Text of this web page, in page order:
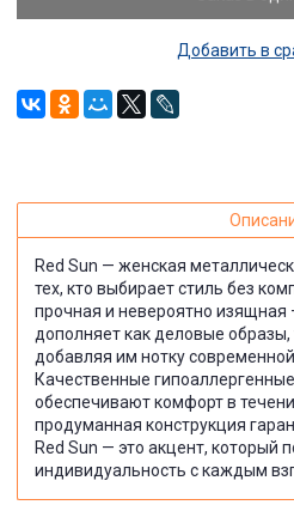
Добавить в
Red Sun — женская
тех, кто выбирает стиль без
прочная и невероятно изящная
дополняет как деловые
добавляя им нотку
Качественные
обеспечивают комфорт в
продуманная конструкция
Red Sun — это акцент, который
индивидуальность с каждым